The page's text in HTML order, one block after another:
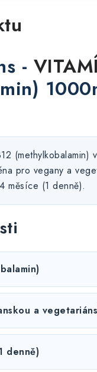
-
(methylkobalamin)
pro vegany a
měsíce (1 denně).
a
denně)